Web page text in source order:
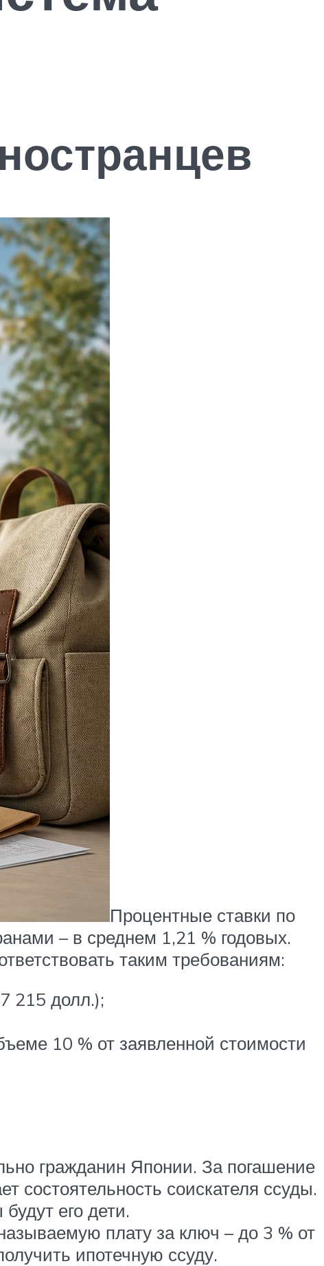
Процентные ставки по
– в среднем 1,21 % годовых.
таким требованиям:
215 долл.);
10 % от заявленной стоимости
гражданин Японии. За погашение
состоятельность соискателя ссуды.
его дети.
плату за ключ – до 3 % от
ипотечную ссуду.